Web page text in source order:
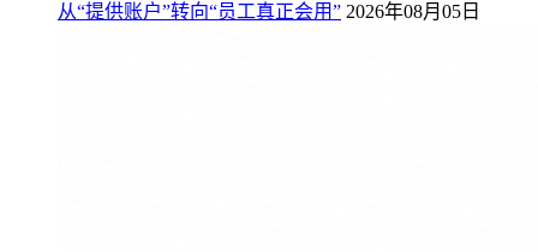
从“提供账户”转向“员工真正会用” 2026年08月05日